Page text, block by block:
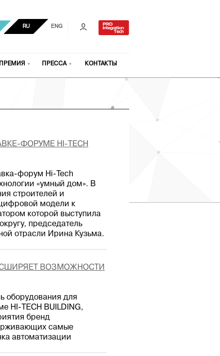
RU ENG
ПРЕМИЯ ПРЕССА КОНТАКТЫ
ФОРУМЕ HI-TECH
форум Hi-Tech
«умный дом». В
строителей и
цифровой модели к
которой выступила
председатель
отрасли Ирина Кузьма.
ВОЗМОЖНОСТИ
оборудования для
HI-TECH BUILDING,
бренд
самые
автоматизации